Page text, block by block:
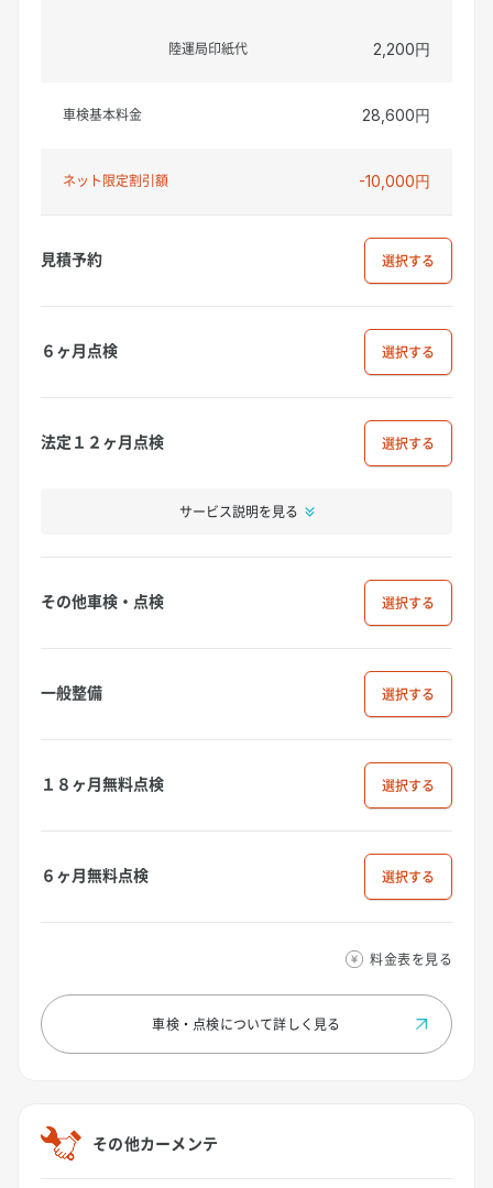
陸運局印紙代 2,200円
車検基本料金 28,600円
ネット限定割引額 -10,000円
見積予約 選択
６ヶ月点検 選択
法定１２ヶ月点検 選択
サービス説明を見る
その他車検・点検 選択
一般整備 選択
１８ヶ月無料点検 選択
６ヶ月無料点検 選択
料金表を見る
車検・点検について詳しく見る
その他カーメンテ